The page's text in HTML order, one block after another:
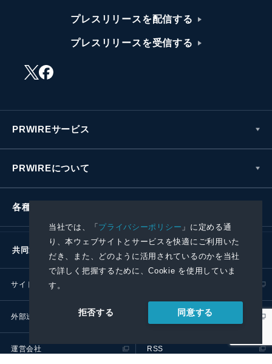
当社では、「プライバシーポリシー 」に定める通
り、本ウェブサイトとサービスを快適にご利用いた
だき、また、どのように活用されているのかを当社
で詳しく把握するために、Cookie を使用していま
す。
拒否する 同意する
プレスリリースを配信する
プレスリリースを受信する
PRWIREサービス
PRWIREについて
各種お問い合わせ
共同通信社グループ
サイトポリシー
外部送信ポリシー プレスリリース取扱基準
運営会社 RSS